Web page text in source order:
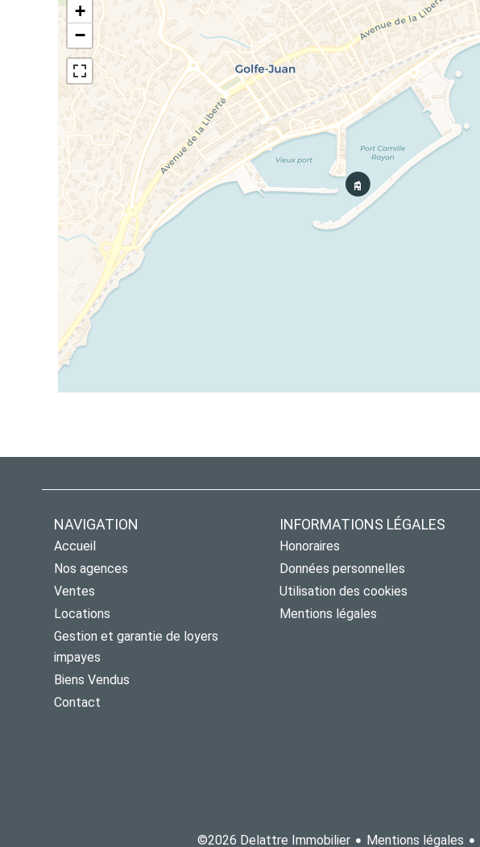
+
−
NAVIGATION
Accueil
Nos agences
Ventes
Locations
Gestion et garantie de loyers
impayes
Biens Vendus
Contact
INFORMATIONS LÉGALES
Honoraires
Données personnelles
Utilisation des cookies
Mentions légales
©2026 Delattre Immobilier Mentions légales